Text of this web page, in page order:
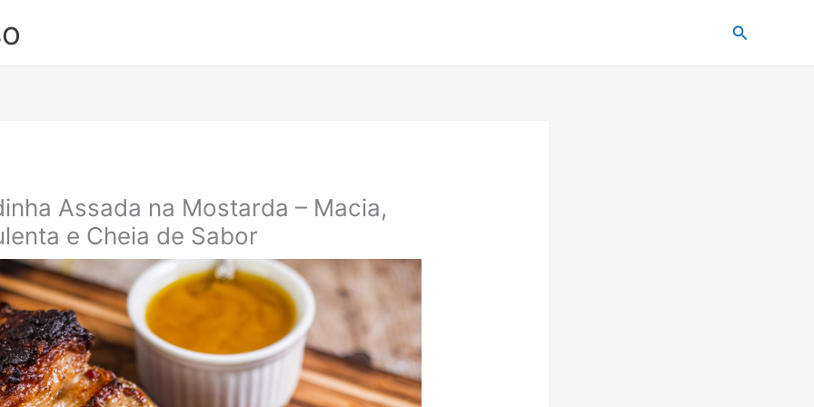
Pesquisar
Assada na Mostarda – Macia,
e Cheia de Sabor